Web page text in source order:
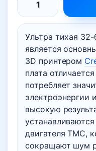
590 грн..
Ультра тихая 32-
является
3D принтером
плата
потребляет
электроэнергии
высокую
двигателя TMC,
сокращают шум
Количество
товара
Материнская
плата
Creality
CR-
200B
Silent
(бесшумная)